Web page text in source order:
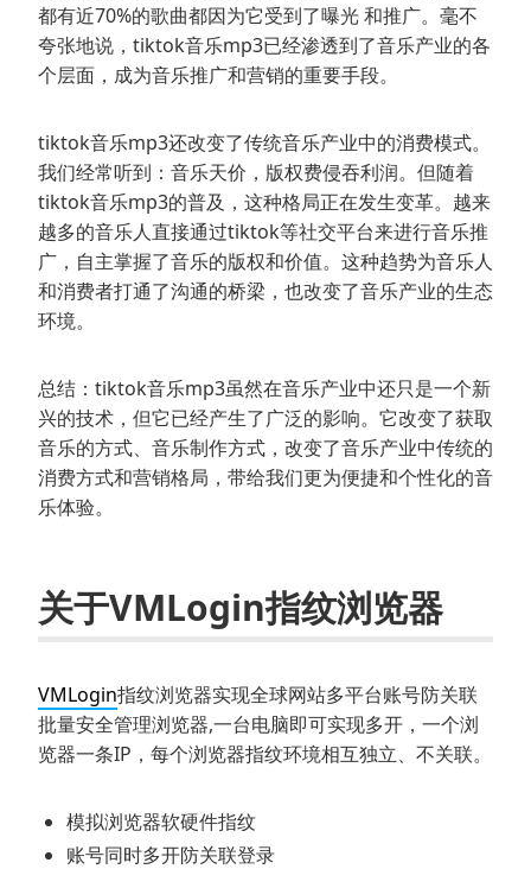
都有近70%的歌曲都因为它受到了曝光 和推广。毫不
夸张地说，tiktok音乐mp3已经渗透到了音乐产业的各
个层面，成为音乐推广和营销的重要手段。
tiktok音乐mp3还改变了传统音乐产业中的消费模式。
我们经常听到：音乐天价，版权费侵吞利润。但随着
tiktok音乐mp3的普及，这种格局正在发生变革。越来
越多的音乐人直接通过tiktok等社交平台来进行音乐推
广，自主掌握了音乐的版权和价值。这种趋势为音乐人
和消费者打通了沟通的桥梁，也改变了音乐产业的生态
环境。
总结：tiktok音乐mp3虽然在音乐产业中还只是一个新
兴的技术，但它已经产生了广泛的影响。它改变了获取
音乐的方式、音乐制作方式，改变了音乐产业中传统的
消费方式和营销格局，带给我们更为便捷和个性化的音
乐体验。
关于VMLogin指纹浏览器
VMLogin指纹浏览器实现全球网站多平台账号防关联
批量安全管理浏览器,一台电脑即可实现多开，一个浏
览器一条IP，每个浏览器指纹环境相互独立、不关联。
模拟浏览器软硬件指纹
账号同时多开防关联登录